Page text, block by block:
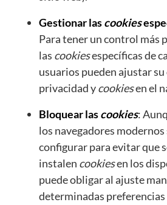
Gestionar lascookies
Para tener un control más
las cookiesespecíficas de
usuarios pueden ajustar
privacidad ycookiesen el
Bloquear lascookies:
los navegadores modernos
configurar para evitar que
instalen cookiesen los
puede obligar al ajuste
determinadas preferencias